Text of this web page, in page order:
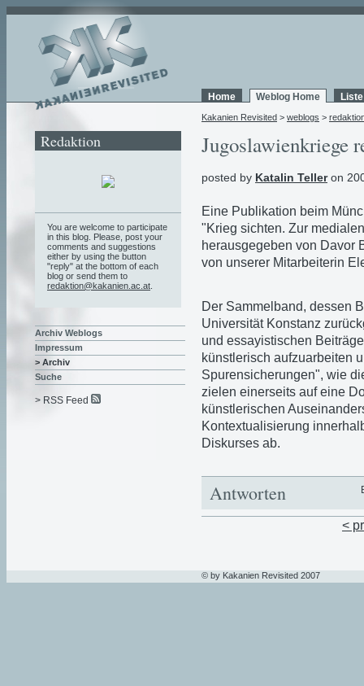
Home Weblog Home
Kakanien Revisited > weblogs >
Jugoslawienkriege
posted by Katalin Telleron
Eine Publikation beim
"Krieg sichten. Zur
herausgegeben von Davor
von unserer Mitarbeiterin
Der Sammelband, dessen
Universität Konstanz
und essayistischen
künstlerisch aufzuarbeiten
Spurensicherungen", wie
zielen einerseits auf eine
künstlerischen
Kontextualisierung
Diskurses ab.
Antworten
<
Redaktion
You are welcome to participate
in this blog. Please, post your
comments and suggestions
either by using the button
"reply" at the bottom of each
blog or send them to
redaktion@kakanien.ac.at
Archiv Weblogs
Impressum
> Archiv
Suche
> RSS Feed
© by Kakanien Revisited 2007